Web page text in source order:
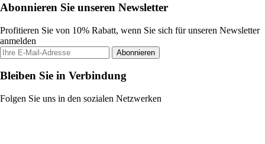
Abonnieren Sie unseren Newsletter
Profitieren Sie von 10% Rabatt, wenn Sie sich für unseren Newsletter
anmelden
Abonnieren
Bleiben Sie in Verbindung
Folgen Sie uns in den sozialen Netzwerken